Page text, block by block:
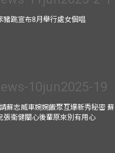
豬跳宣布8月舉行處女個唱
蘇志威車婉婉飯聚互爆新秀秘密 蘇
張衞健關心後輩原來別有用心